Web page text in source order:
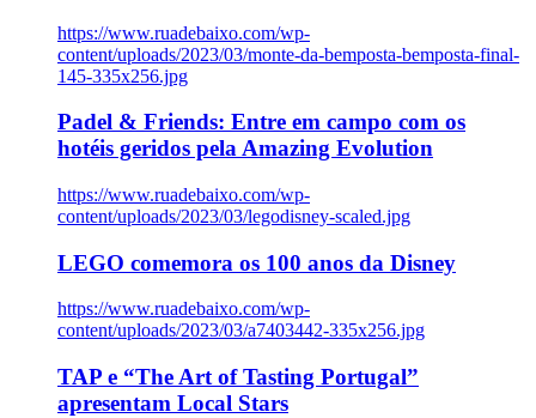
https://www.ruadebaixo.com/wp-
content/uploads/2023/03/monte-da-bemposta-bemposta-final-
145-335x256.jpg
Padel & Friends: Entre em campo com os
hotéis geridos pela Amazing Evolution
https://www.ruadebaixo.com/wp-
content/uploads/2023/03/legodisney-scaled.jpg
LEGO comemora os 100 anos da Disney
https://www.ruadebaixo.com/wp-
content/uploads/2023/03/a7403442-335x256.jpg
TAP e “The Art of Tasting Portugal”
apresentam Local Stars